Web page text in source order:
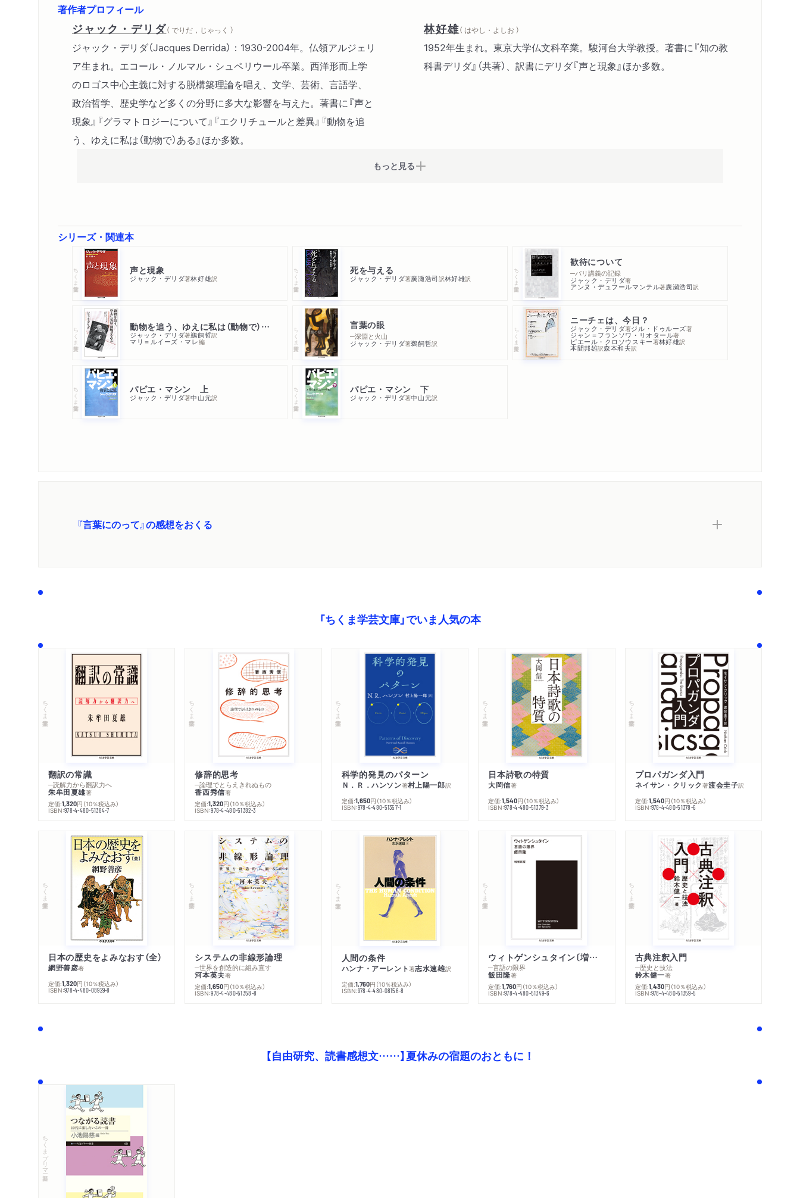
著作者プロフィール
ジャック・デリダ（ でりだ，じゃっく ）
ジャック・デリダ（Jacques Derrida）：1930-2004年。仏領アルジェリ
ア生まれ。エコール・ノルマル・シュペリウール卒業。西洋形而上学
のロゴス中心主義に対する脱構築理論を唱え、文学、芸術、言語学、
政治哲学、歴史学など多くの分野に多大な影響を与えた。著書に『声と
現象』『グラマトロジーについて』『エクリチュールと差異』『動物を追
う、ゆえに私は（動物で）ある』ほか多数。
林好雄（ はやし・よしお ）
1952年生まれ。東京大学仏文科卒業。駿河台大学教授。著書に『知の教
科書デリダ』（共著）、訳書にデリダ『声と現象』ほか多数。
もっと見る
シリーズ・関連本
ちくま学芸文庫 声と現象
ジャック・デリダ著林好雄訳 ちくま学芸文庫 死を与える
ジャック・デリダ著廣瀬浩司 訳林好雄訳 ちくま学芸文庫
歓待について
─パリ講義の記録
ジャック・デリダ著
アンヌ・デュフールマンテル著廣瀬浩司訳
ちくま学芸文庫 動物を追う、ゆえに私は（動物で）ある
ジャック・デリダ著鵜飼哲訳
マリ＝ルイーズ・マレ編 ちくま学芸文庫 言葉の眼
─深淵と火山
ジャック・デリダ著鵜飼哲訳
ちくま学芸文庫
ニーチェは、今日？
ジャック・デリダ著ジル・ドゥルーズ著
ジャン＝フランソワ・リオタール著
ピエール・クロソウスキー著林好雄訳
本間邦雄訳森本和夫訳
ちくま学芸文庫 パピエ・マシン 上
ジャック・デリダ著中山元訳 ちくま学芸文庫 パピエ・マシン 下
ジャック・デリダ著中山元訳
『言葉にのって』の感想をおくる
「ちくま学芸文庫」でいま人気の本
ちくま学芸文庫
翻訳の常識
─読解力から翻訳力へ
朱牟田夏雄著
定価:1,320円 （10％税込み）
ISBN:978-4-480-51384-7
ちくま学芸文庫
修辞的思考
─論理でとらえきれぬもの
香西秀信著
定価:1,320円 （10％税込み）
ISBN:978-4-480-51382-3
ちくま学芸文庫
科学的発見のパターン
Ｎ．Ｒ．ハンソン著村上陽一郎訳
定価:1,650円 （10％税込み）
ISBN:978-4-480-51357-1
ちくま学芸文庫
日本詩歌の特質
大岡信著
定価:1,540円 （10％税込み）
ISBN:978-4-480-51379-3
ちくま学芸文庫
プロパガンダ入門
ネイサン・クリック著渡会圭子訳
定価:1,540円 （10％税込み）
ISBN:978-4-480-51378-6
ちくま学芸文庫
日本の歴史をよみなおす（全）
網野善彦著
定価:1,320円 （10％税込み）
ISBN:978-4-480-08929-8
ちくま学芸文庫
システムの非線形論理
─世界を創造的に組み直す
河本英夫著
定価:1,650円 （10％税込み）
ISBN:978-4-480-51358-8
ちくま学芸文庫
人間の条件
ハンナ・アーレント著志水速雄訳
定価:1,760円 （10％税込み）
ISBN:978-4-480-08156-8
ちくま学芸文庫
ウィトゲンシュタイン〔増補新版〕
─言語の限界
飯田隆著
定価:1,760円 （10％税込み）
ISBN:978-4-480-51349-6
ちくま学芸文庫
古典注釈入門
─歴史と技法
鈴木健一著
定価:1,430円 （10％税込み）
ISBN:978-4-480-51359-5
【自由研究、読書感想文……】夏休みの宿題のおともに！
ちくまプリマー新書